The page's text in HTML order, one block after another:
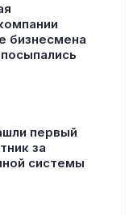
бизнесмена
первый
за
системы